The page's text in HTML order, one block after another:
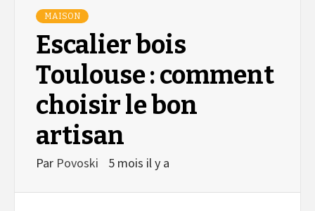
MAISON
Escalier bois
Toulouse : comment
choisir le bon
artisan
Par Povoski 5 mois il y a